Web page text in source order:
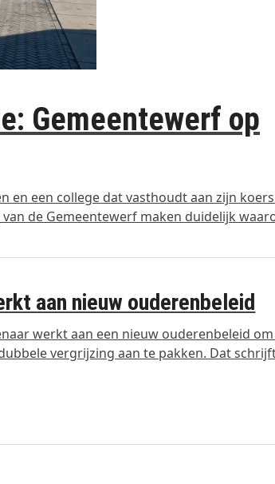
Gemeentewerf op
en een college dat vasthoudt aan zijn
de Gemeentewerf maken duidelijk
aan nieuw ouderenbeleid
werkt aan een nieuw ouderenbeleid
vergrijzing aan te pakken. Dat